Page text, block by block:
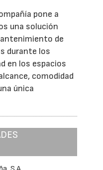
pone a
una solución
de
durante los
en los espacios
comodidad
única